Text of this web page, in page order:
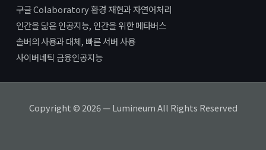
구글 Colaboratory 환경 재현과 자연어처리
인간을 닮은 인공지능, 인간을 위한 메타버스
솔버의 사용과 대체, 빠른 서버 사용
사이버네틱 금융인공지능
Copyright © 2026 — Lumineum All Rights Reserved